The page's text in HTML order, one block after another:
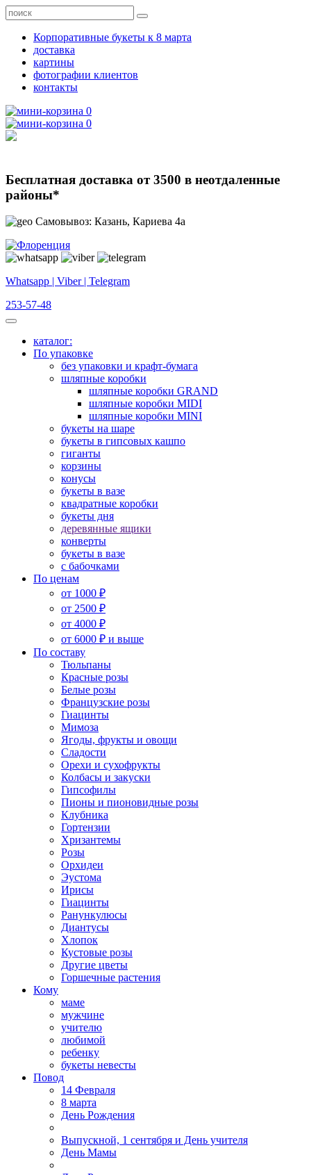
Корпоративные букеты к 8 марта
доставка
картины
фотографии клиентов
контакты
0
0
Бесплатная доставка от 3500 в неотдаленные
районы*
Самовывоз: Казань, Кариева 4а
Whatsapp | Viber | Telegram
253-57-48
каталог:
По упаковке
без упаковки и крафт-бумага
шляпные коробки
шляпные коробки GRAND
шляпные коробки MIDI
шляпные коробки MINI
букеты на шаре
букеты в гипсовых кашпо
гиганты
корзины
конусы
букеты в вазе
квадратные коробки
букеты дня
деревянные ящики
конверты
букеты в вазе
с бабочками
По ценам
от 1000 ₽
от 2500 ₽
от 4000 ₽
от 6000 ₽ и выше
По составу
Тюльпаны
Красные розы
Белые розы
Французские розы
Гиацинты
Мимоза
Ягоды, фрукты и овощи
Сладости
Орехи и сухофрукты
Колбасы и закуски
Гипсофилы
Пионы и пионовидные розы
Клубника
Гортензии
Хризантемы
Розы
Орхидеи
Эустома
Ирисы
Гиацинты
Ранункулюсы
Диантусы
Хлопок
Кустовые розы
Другие цветы
Горшечные растения
Кому
маме
мужчине
учителю
любимой
ребенку
букеты невесты
Повод
14 Февраля
8 марта
День Рождения
Выпускной, 1 сентября и День учителя
День Мамы